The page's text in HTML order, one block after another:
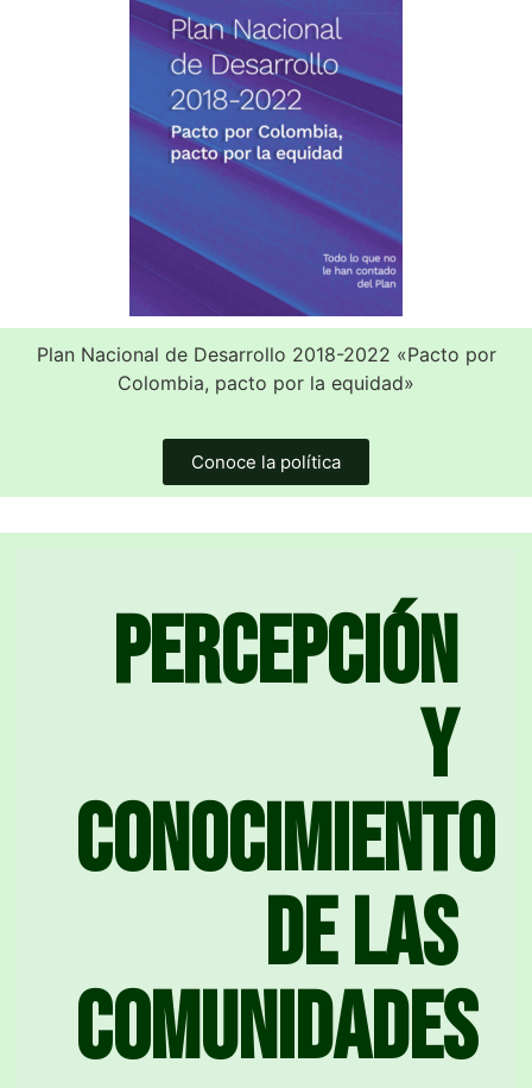
Plan Nacional de Desarrollo 2018-2022 «Pacto por
Colombia, pacto por la equidad»
Conoce la política
Percepción
y
conocimiento
de las
comunidades